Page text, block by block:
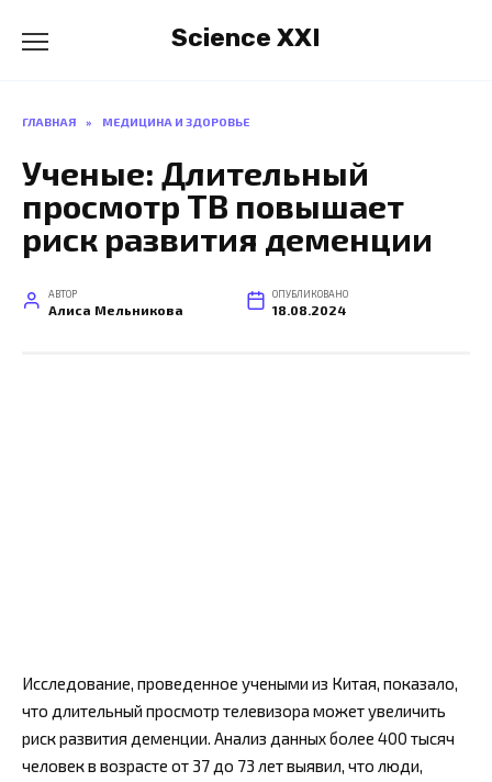
содержанию
Science XXI
ГЛАВНАЯ » МЕДИЦИНА И ЗДОРОВЬЕ
Ученые: Длительный
просмотр ТВ повышает
риск развития деменции
АВТОР
Алиса Мельникова
ОПУБЛИКОВАНО
18.08.2024
Исследование, проведенное учеными из Китая, показало,
что длительный просмотр телевизора может увеличить
риск развития деменции. Анализ данных более 400 тысяч
человек в возрасте от 37 до 73 лет выявил, что люди,